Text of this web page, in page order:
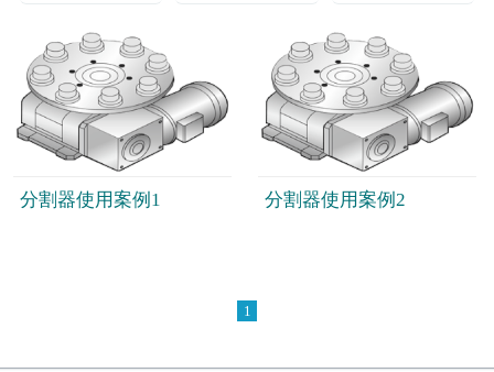
分割器使用案例1 分割器使用案例2
1